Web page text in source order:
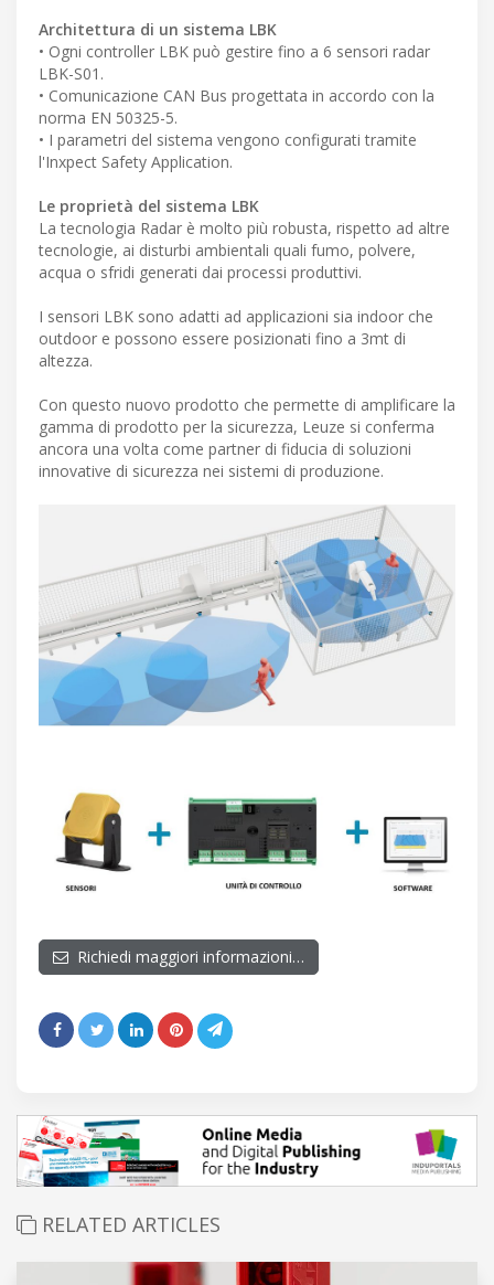
Architettura di un sistema LBK
• Ogni controller LBK può gestire fino a 6 sensori radar
LBK-S01.
• Comunicazione CAN Bus progettata in accordo con la
norma EN 50325-5.
• I parametri del sistema vengono configurati tramite
l'Inxpect Safety Application.
Le proprietà del sistema LBK
La tecnologia Radar è molto più robusta, rispetto ad altre
tecnologie, ai disturbi ambientali quali fumo, polvere,
acqua o sfridi generati dai processi produttivi.
I sensori LBK sono adatti ad applicazioni sia indoor che
outdoor e possono essere posizionati fino a 3mt di
altezza.
Con questo nuovo prodotto che permette di amplificare la
gamma di prodotto per la sicurezza, Leuze si conferma
ancora una volta come partner di fiducia di soluzioni
innovative di sicurezza nei sistemi di produzione.
Richiedi maggiori informazioni…
RELATED ARTICLES